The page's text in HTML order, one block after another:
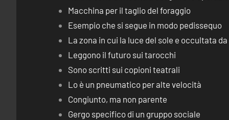
Macchina per il taglio del foraggio
Esempio che si segue in modo pedissequo
La zona in cui la luce del sole e occultata
Leggono il futuro sui tarocchi
Sono scritti sui copioni teatrali
Lo è un pneumatico per alte velocità
Congiunto, ma non parente
Gergo specifico di un gruppo sociale